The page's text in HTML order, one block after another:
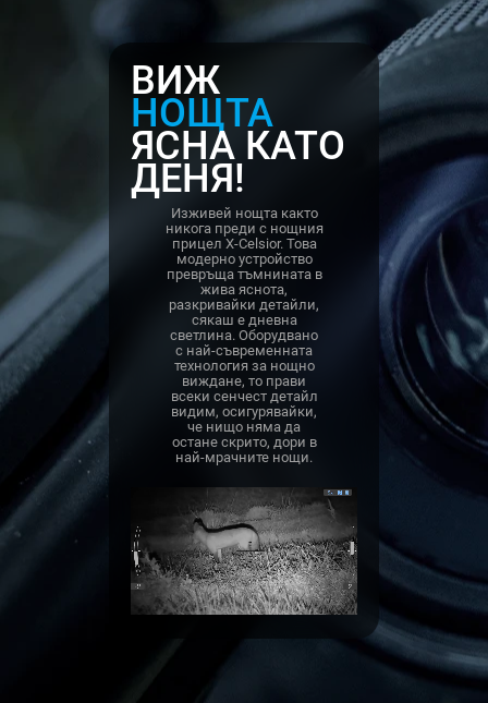
ВИЖ
НОЩТА
ЯСНА КАТО
ДЕНЯ!
Изживей нощта както
никога преди с нощния
прицел X-Celsior. Това
модерно устройство
превръща тъмнината в
жива яснота,
разкривайки детайли,
сякаш е дневна
светлина. Оборудвано
с най-съвременната
технология за нощно
виждане, то прави
всеки сенчест детайл
видим, осигурявайки,
че нищо няма да
остане скрито, дори в
най-мрачните нощи.